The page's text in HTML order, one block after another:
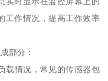
工作情况，提高工作效率
部分：
载情况，常见的传感器包